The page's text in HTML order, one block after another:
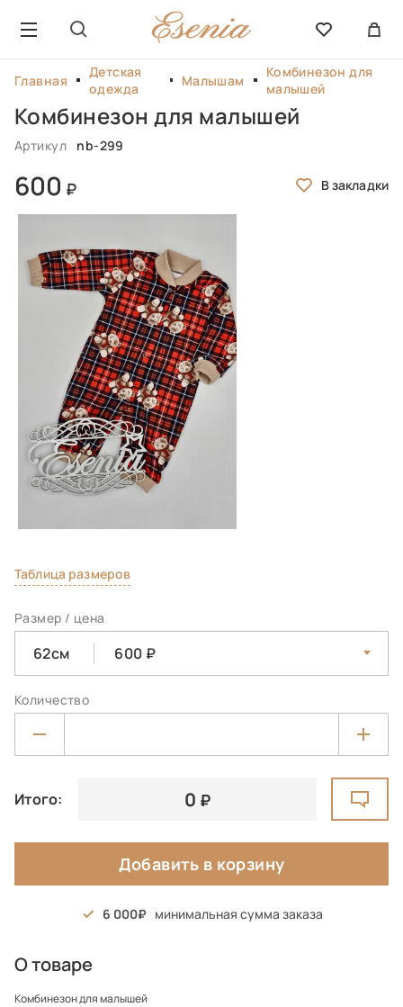
Главная
Детская
одежда
Малышам
Комбинезон для
малышей
Комбинезон для малышей
Артикул nb-299
600
Таблица размеров
Размер / цена
62см 600
Количество
Итого: 0
Добавить в корзину
6 000 минимальная сумма заказа
О товаре
Комбинезон для малышей